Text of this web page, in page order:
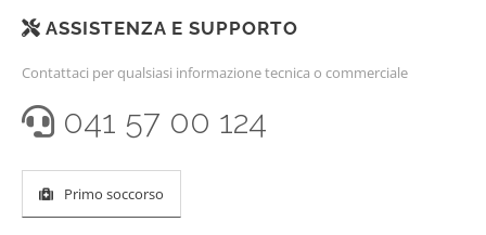
ASSISTENZA E SUPPORTO
Contattaci per qualsiasi informazione tecnica o commerciale
041 57 00 124
Primo soccorso